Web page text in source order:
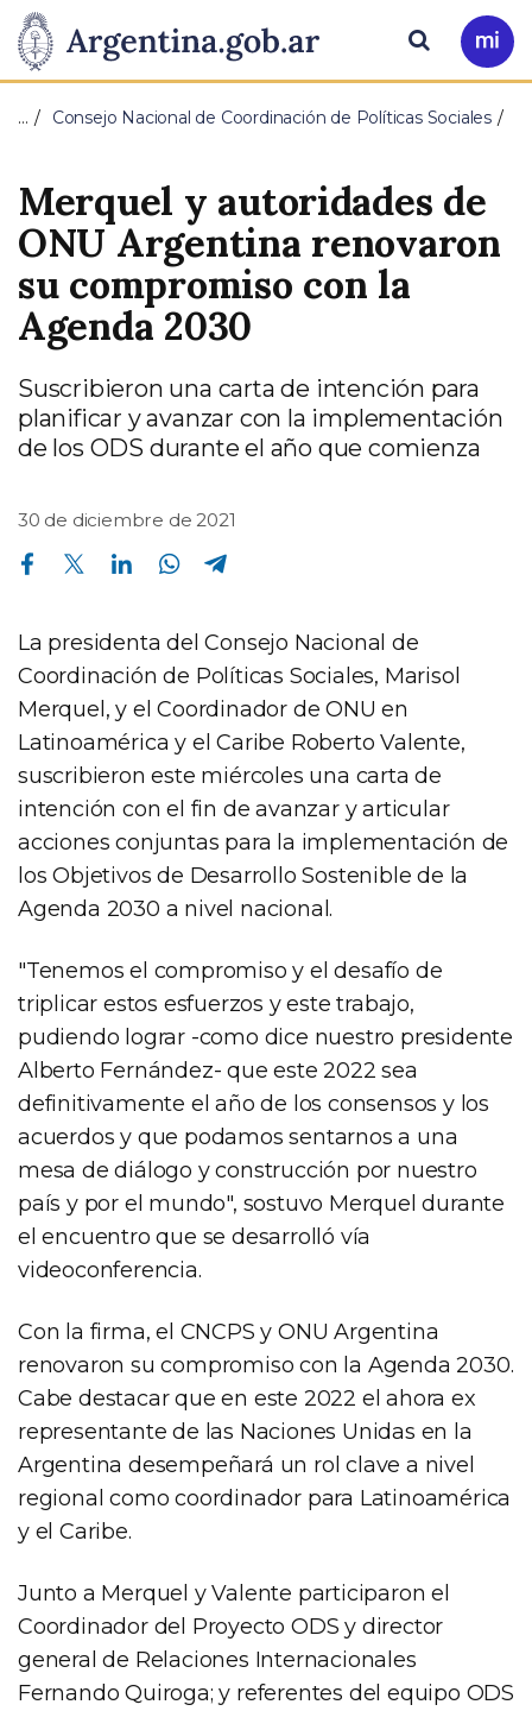
Presidencia
de
Nación
Pasar al contenido principal
Ir
a
Buscar
… Consejo Nacional de Coordinación de Políticas Sociales
Merquel y autoridades de
ONU Argentina renovaron
su compromiso con la
Agenda 2030
Suscribieron una carta de intención para
planificar y avanzar con la implementación
de los ODS durante el año que comienza
30 de diciembre de 2021
Compartir en Facebook Compartir en Twitter Compartir en Linkedin Compartir en Whatsapp
La presidenta del Consejo Nacional de
Coordinación de Políticas Sociales, Marisol
Merquel, y el Coordinador de ONU en
Latinoamérica y el Caribe Roberto Valente,
suscribieron este miércoles una carta de
intención con el fin de avanzar y articular
acciones conjuntas para la implementación de
los Objetivos de Desarrollo Sostenible de la
Agenda 2030 a nivel nacional.
"Tenemos el compromiso y el desafío de
triplicar estos esfuerzos y este trabajo,
pudiendo lograr -como dice nuestro presidente
Alberto Fernández- que este 2022 sea
definitivamente el año de los consensos y los
acuerdos y que podamos sentarnos a una
mesa de diálogo y construcción por nuestro
país y por el mundo", sostuvo Merquel durante
el encuentro que se desarrolló vía
videoconferencia.
Con la firma, el CNCPS y ONU Argentina
renovaron su compromiso con la Agenda 2030.
Cabe destacar que en este 2022 el ahora ex
representante de las Naciones Unidas en la
Argentina desempeñará un rol clave a nivel
regional como coordinador para Latinoamérica
y el Caribe.
Junto a Merquel y Valente participaron el
Coordinador del Proyecto ODS y director
general de Relaciones Internacionales
Fernando Quiroga; y referentes del equipo ODS